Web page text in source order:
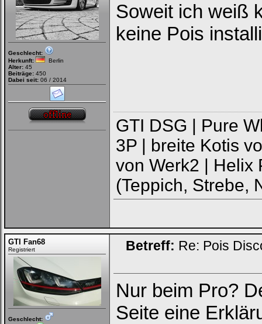
Geschlecht:
Herkunft:
Berlin
Alter: 45
Beiträge: 450
Dabei seit: 06 / 2014
Soweit ich weiß
keine Pois
GTI DSG | Pure
3P | breite Kotis
von Werk2 | Helix
(Teppich, Strebe,
GTI Fan68
Registriert
Geschlecht:
Betreff: Re: Pois
Nur beim Pro?
Seite eine